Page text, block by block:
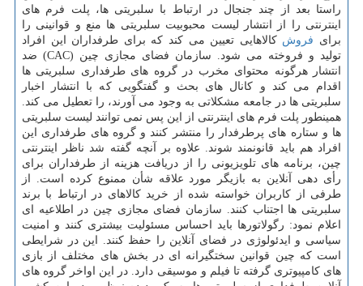
راستا بعد از چند جنجال در ارتباط با سلبریتی ها، پلت فرم های
اینترنتی را از انتشار لیست محبوبیت سلبریتی ها منع و قوانینی را
برای فروش کالاهایی تعیین می کند که برای طرفداران این افراد
تولید و فروخته می شود. سازمان فضای مجازی چین (CAC) ضد
انتشار هرگونه محتوای مخرب در گروه های طرفداری سلبریتی ها
اقدام می کند و کانال های بحث و گفتگویی که با انتشار اخبار
سلبریتی ها در جامعه مشکلاتی به وجود می آورند، را تعطیل می کند.
همینطور پلت فرم های اینترنتی از این پس نمی توانند لیست سلبریتی
ها و ستاره های پرطرفدار را منتشر کنند و گروه های طرفداری این
افراد هم باید قانونمند شوند. علاوه بر آنچه گفته شد ناظر اینترنتی
چین، برنامه های تلویزیونی را از دریافت هزینه از طرفداران برای
رأی دهی آنلاین به بازیگر مورد علاقه شأن ممنوع کرده است. از
طرفی از کاربران خواسته شده از خرید کالاهای در ارتباط با برند
سلبریتی ها اجتناب کنند. سازمان فضای مجازی چین در اطلاعیه ای
اعلام نمود: رگولاتورها باید احساس مسئولیت بیشتری کنند و امنیت
سیاسی و ایدئولوژی در فضای آنلاین را حفظ کنند. این در شرایطی
است که چین قوانین سختگیرانه ای در بخش های مختلف از بازی
های کامپیوتری گرفته تا فیلم و موسیقی دارد. در این اواخر گروه های